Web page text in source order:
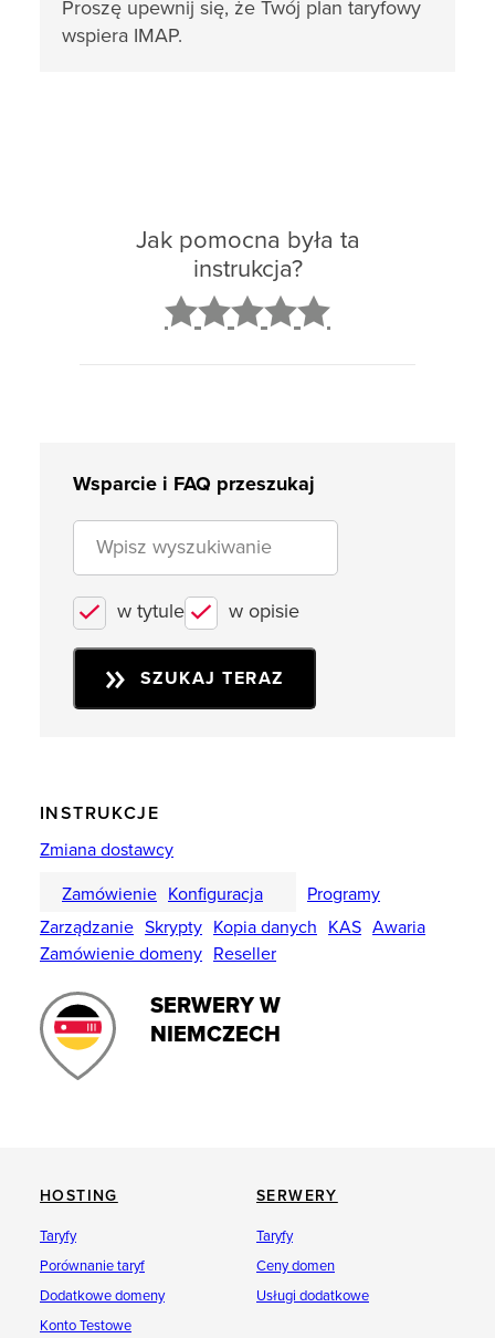
Proszę upewnij się, że Twój plan taryfowy
wspiera IMAP.
Jak pomocna była ta
instrukcja?
Wsparcie i FAQ przeszukaj
w tytule w opisie
SZUKAJ TERAZ
INSTRUKCJE
Zmiana dostawcy
Zamówienie Konfiguracja
Programy
Zarządzanie Skrypty Kopia danych KAS Awaria
Zamówienie domeny Reseller
SERWERY W
NIEMCZECH
HOSTING
Taryfy
Porównanie taryf
Dodatkowe domeny
Konto Testowe
SERWERY
Taryfy
Ceny domen
Usługi dodatkowe